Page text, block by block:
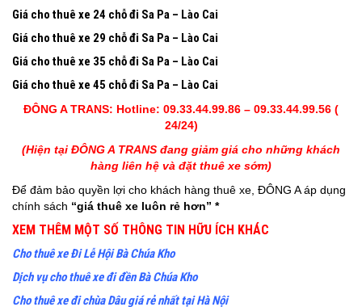
Giá cho thuê xe 24 chỗđi Sa Pa – Lào Cai
Giá cho thuê xe 29 chỗđi Sa Pa – Lào Cai
Giá cho thuê xe 35 chỗđi Sa Pa – Lào Cai
Giá cho thuê xe 45 chỗđi Sa Pa – Lào Cai
ĐÔNG A TRANS: Hotline: 09.33.44.99.86 – 09.33.44.99.56 (
24/24)
(Hiện tại ĐÔNG A TRANS đang giảm giá cho những khách
hàng liên hệ và đặt thuê xe sớm)
Để đảm bảo quyền lợi cho khách hàng thuê xe, ĐÔNG A áp dụng
chính sách “giá thuê xe luôn rẻ hơn” *
XEM THÊM MỘT SỐ THÔNG TIN HỮU ÍCH KHÁC
Cho thuê xe Đi Lễ Hội Bà Chúa Kho
Dịch vụ cho thuê xe đi đền Bà Chúa Kho
Cho thuê xe đi chùa Dâu giá rẻ nhất tại Hà Nội